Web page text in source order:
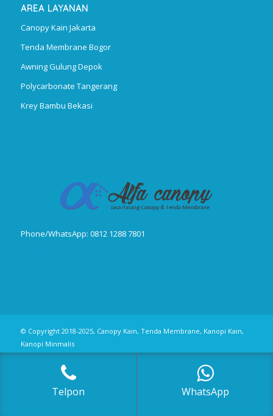
AREA LAYANAN
Canopy Kain Jakarta
Tenda Membrane Bogor
Awning Gulung Depok
Polycarbonate Tangerang
Krey Bambu Bekasi
Phone/WhatsApp: 0812 1288 7801
© Copyright 2018-2025, Canopy Kain, Tenda Membrane, Kanopi Kain,
Kanopi Minmalis
Telpon WhatsApp